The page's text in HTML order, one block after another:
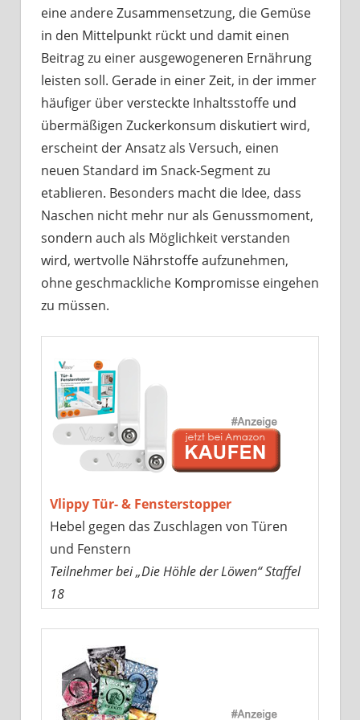
eine andere Zusammensetzung, die Gemüse
in den Mittelpunkt rückt und damit einen
Beitrag zu einer ausgewogeneren Ernährung
leisten soll. Gerade in einer Zeit, in der immer
häufiger über versteckte Inhaltsstoffe und
übermäßigen Zuckerkonsum diskutiert wird,
erscheint der Ansatz als Versuch, einen
neuen Standard im Snack-Segment zu
etablieren. Besonders macht die Idee, dass
Naschen nicht mehr nur als Genussmoment,
sondern auch als Möglichkeit verstanden
wird, wertvolle Nährstoffe aufzunehmen,
ohne geschmackliche Kompromisse eingehen
zu müssen.
Vlippy Tür- & Fensterstopper
Hebel gegen das Zuschlagen von Türen
und Fenstern
Teilnehmer bei „Die Höhle der Löwen“ Staffel
18